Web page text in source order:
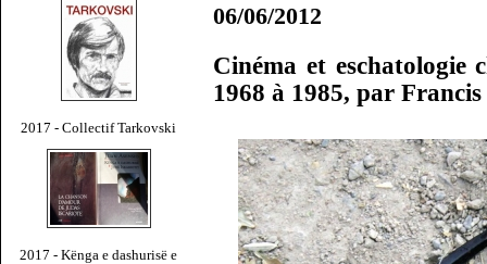
2017 - Collectif Tarkovski
2017 - Kënga e dashurisë e
06/06/2012
Cinéma et eschatologie
1968 à 1985, par